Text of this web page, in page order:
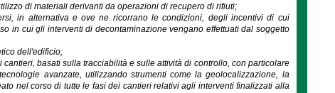
di materiali derivanti da operazioni di recupero di rifiuti;
in alternativa e ove ne ricorrano le condizioni, degli incentivi di cui
in cui gli interventi di decontaminazione vengano effettuati dal soggetto
dell'edificio;
basati sulla tracciabilità e sulle attività di controllo, con particolare
avanzate, utilizzando strumenti come la geolocalizzazione, la
nel corso di tutte le fasi dei cantieri relativi agli interventi finalizzati alla